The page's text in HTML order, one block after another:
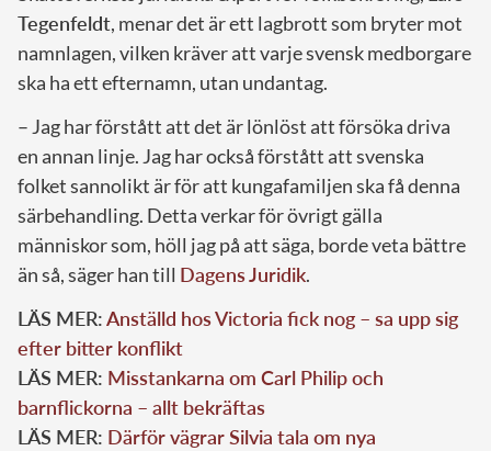
Tegenfeldt, menar det är ett lagbrott som bryter mot
namnlagen, vilken kräver att varje svensk medborgare
ska ha ett efternamn, utan undantag.
– Jag har förstått att det är lönlöst att försöka driva
en annan linje. Jag har också förstått att svenska
folket sannolikt är för att kungafamiljen ska få denna
särbehandling. Detta verkar för övrigt gälla
människor som, höll jag på att säga, borde veta bättre
än så, säger han till Dagens Juridik.
LÄS MER:Anställd hos Victoria fick nog – sa upp sig
efter bitter konflikt
LÄS MER: Misstankarna om Carl Philip och
barnflickorna – allt bekräftas
LÄS MER: Därför vägrar Silvia tala om nya